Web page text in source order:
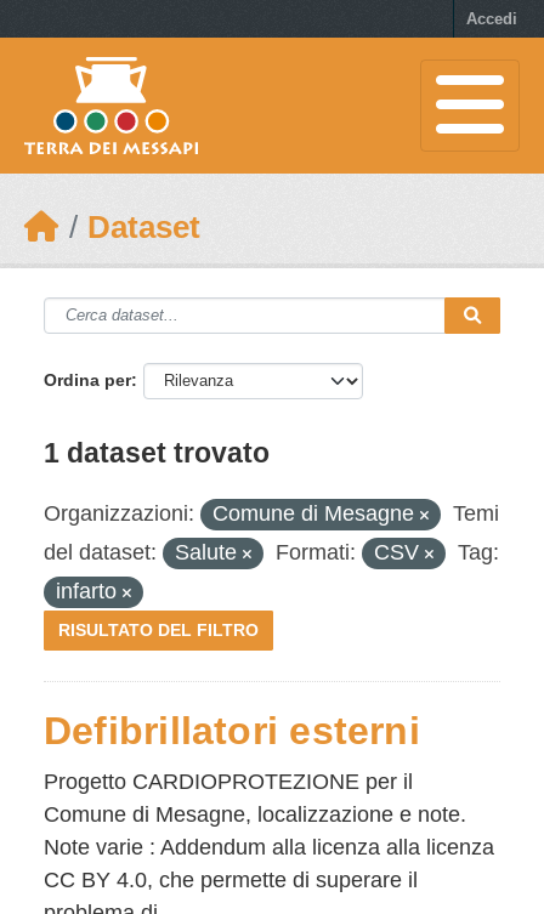
Accedi
Dataset
Ordina per
1 dataset trovato
Organizzazioni: Comune di Mesagne
Temi
del dataset:
Salute Formati: CSV
Tag:
infarto
RISULTATO DEL FILTRO
Defibrillatori esterni
Progetto CARDIOPROTEZIONE per il
Comune di Mesagne, localizzazione e note.
Note varie : Addendum alla licenza alla licenza
CC BY 4.0, che permette di superare il